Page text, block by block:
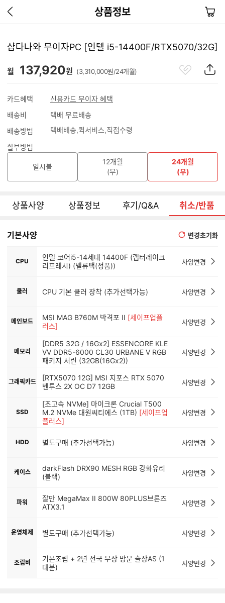
상품정보
이
지
기
장
바
샵다나와 무이자PC [인텔 i5-14400F/RTX5070/32G]
월 137,920원 (3,310,000원/24개월)
카드혜택
신용카드 무이자 혜택
배송비
택배 무료배송
배송방법
택배배송 퀵서비스 직접수령
할부방법
일시불
12개월
(무)
24개월
(무)
상품사양 상품정보 후기/Q&A 취소/반품
기본사양 변경초기화
CPU
인텔 코어i5-14세대 14400F (랩터레이크
리프레시) (밸류팩(정품))
사양변경
쿨러 CPU 기본 쿨러 장착 (추가선택가능) 사양변경
메인보드 MSI MAG B760M 박격포 II [세이프업플
러스]
사양변경
메모리
[DDR5 32G / 16Gx2] ESSENCORE KLE
VV DDR5-6000 CL30 URBANE V RGB
패키지 서린 (32GB(16Gx2))
사양변경
그래픽카드
[RTX5070 12G] MSI 지포스 RTX 5070
벤투스 2X OC D7 12GB
사양변경
SSD
[초고속 NVMe] 마이크론 Crucial T500
M.2 NVMe 대원씨티에스 (1TB) [세이프업
플러스]
사양변경
HDD 별도구매 (추가선택가능) 사양변경
케이스
darkFlash DRX90 MESH RGB 강화유리
(블랙)
사양변경
파워
잘만 MegaMax II 800W 80PLUS브론즈
ATX3.1
사양변경
운영체제 별도구매 (추가선택가능) 사양변경
조립비
기본조립 + 2년 전국 무상 방문 출장AS (1
대분)
사양변경